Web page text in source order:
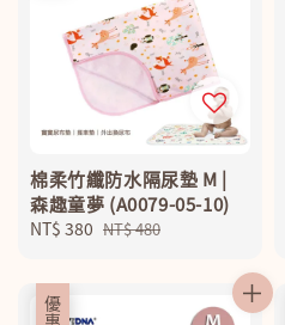
棉柔竹纖防水隔尿墊 M |
森趣童夢 (A0079-05-10)
Sale
NT$ 380 Regular
NT$ 480
優惠